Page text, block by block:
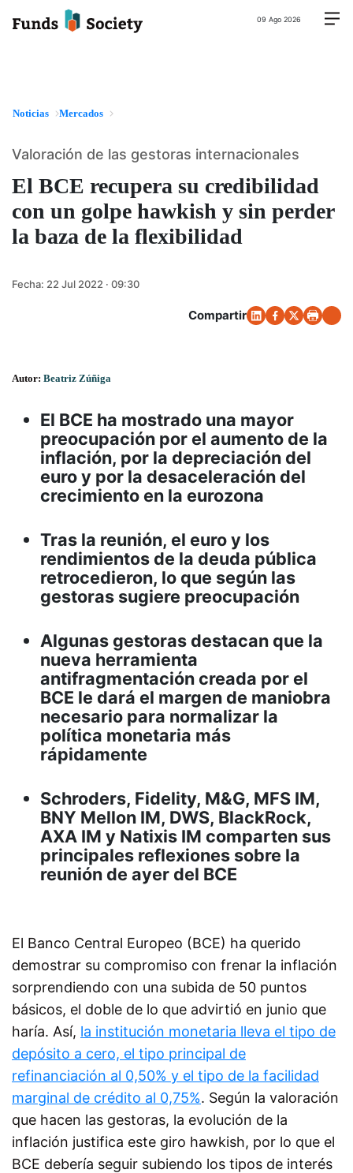
09 Ago 2026
Noticias Mercados
El BCE recupera su credibilidad
con un golpe hawkish y sin perder
la baza de la flexibilidad
Valoración de las gestoras internacionales
Fecha: 22 Jul 2022 · 09:30
Compartir
Autor: Beatriz Zúñiga
El BCE ha mostrado una mayor
preocupación por el aumento de la
inflación, por la depreciación del
euro y por la desaceleración del
crecimiento en la eurozona
Tras la reunión, el euro y los
rendimientos de la deuda pública
retrocedieron, lo que según las
gestoras sugiere preocupación
Algunas gestoras destacan que la
nueva herramienta
antifragmentación creada por el
BCE le dará el margen de maniobra
necesario para normalizar la
política monetaria más
rápidamente
Schroders, Fidelity, M&G, MFS IM,
BNY Mellon IM, DWS, BlackRock,
AXA IM y Natixis IM comparten sus
principales reflexiones sobre la
reunión de ayer del BCE
El Banco Central Europeo (BCE) ha querido
demostrar su compromiso con frenar la inflación
sorprendiendo con una subida de 50 puntos
básicos, el doble de lo que advirtió en junio que
haría. Así, la institución monetaria lleva el tipo de
depósito a cero, el tipo principal de
refinanciación al 0,50% y el tipo de la facilidad
marginal de crédito al 0,75%. Según la valoración
que hacen las gestoras, la evolución de la
inflación justifica este giro hawkish, por lo que el
BCE debería seguir subiendo los tipos de interés